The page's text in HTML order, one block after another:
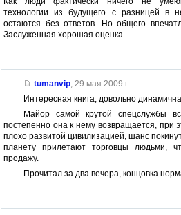
технологии из будущего с разницей в
остаются без ответов. Но общего
Заслуженная хорошая оценка.
tumanvip, 29 мая 2009 г.
Интересная книга, довольно
Майор самой крутой спецслужбы
постепенно она к нему возвращается, при
плохо развитой цивилизацией, шанс
планету прилетают торговцы людьми,
продажу.
Прочитал за два вечера, концовка